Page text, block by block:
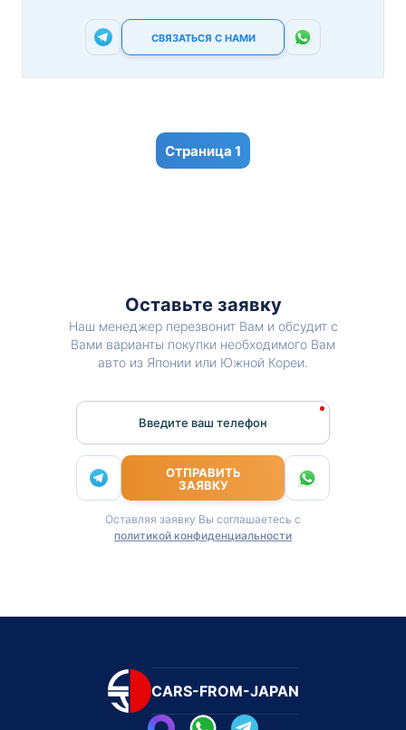
СВЯЗАТЬСЯ С НАМИ
1
Оставьте заявку
Наш менеджер перезвонит Вам и обсудит с
Вами варианты покупки необходимого Вам
авто из Японии или Южной Кореи.
Введите ваш телефон
ОТПРАВИТЬ
ЗАЯВКУ
Оставляя заявку Вы соглашаетесь с
политикой конфиденциальности
CARS-FROM-JAPAN